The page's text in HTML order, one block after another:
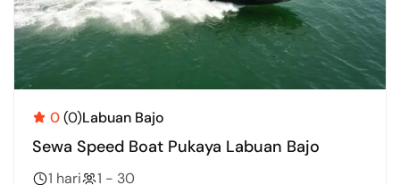
0(0)Labuan Bajo
Sewa Speed Boat Pukaya Labuan Bajo
1 hari
1 - 30